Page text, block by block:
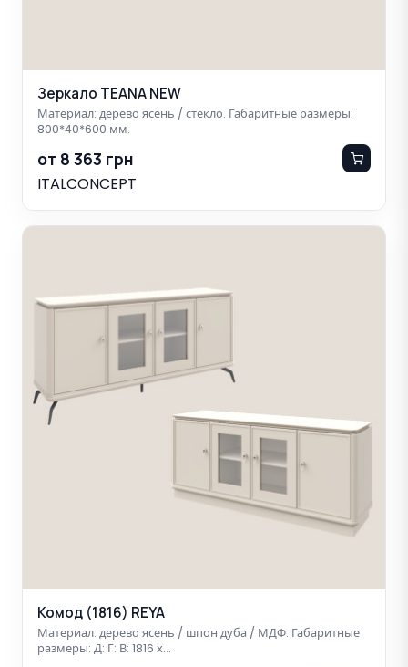
Зеркало TEANA NEW
Материал: дерево ясень / стекло. Габаритные размеры:
800*40*600 мм.
от 8 363 грн
ITALCONCEPT
Комод (1816) REYA
Материал: дерево ясень / шпон дуба / МДФ. Габаритные
размеры: Д: Г: В: 1816 х…